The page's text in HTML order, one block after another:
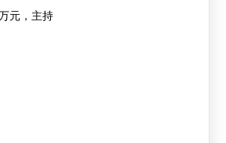
元，主持